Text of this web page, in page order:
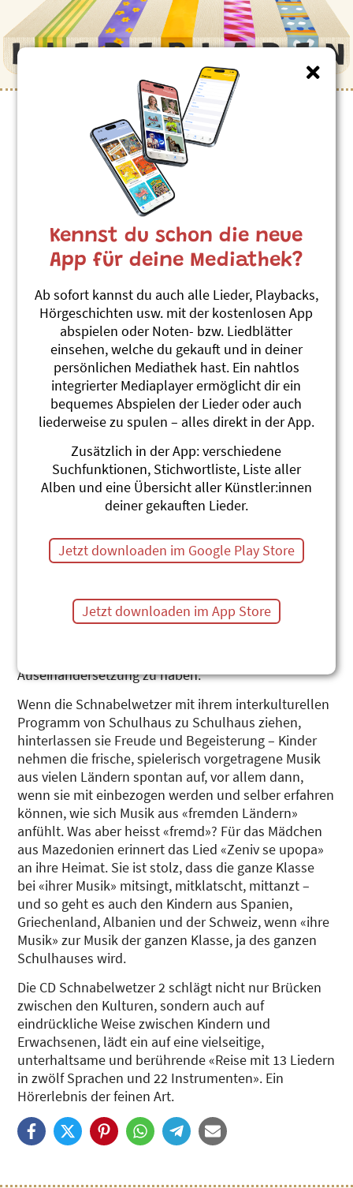
Schnabelwetzer 2
tägliche Realität, insbesondere Kinder erleben im
Kindergarten und in der Schule, wie sich
kulturelle Hintergründe bereichernd, aber auch
herausfordernd im Alltag auswirken. Friedliche
Auseinandersetzung zu haben.
Wenn die Schnabelwetzer mit ihrem interkulturellen
Programm von Schulhaus zu Schulhaus ziehen,
hinterlassen sie Freude und Begeisterung – Kinder
nehmen die frische, spielerisch vorgetragene Musik
aus vielen Ländern spontan auf, vor allem dann,
wenn sie mit einbezogen werden und selber erfahren
können, wie sich Musik aus «fremden Ländern»
anfühlt. Was aber heisst «fremd»? Für das Mädchen
aus Mazedonien erinnert das Lied «Zeniv se upopa»
an ihre Heimat. Sie ist stolz, dass die ganze Klasse
bei «ihrer Musik» mitsingt, mitklatscht, mittanzt –
und so geht es auch den Kindern aus Spanien,
Griechenland, Albanien und der Schweiz, wenn «ihre
Musik» zur Musik der ganzen Klasse, ja des ganzen
Schulhauses wird.
Die CD Schnabelwetzer 2 schlägt nicht nur Brücken
zwischen den Kulturen, sondern auch auf
eindrückliche Weise zwischen Kindern und
Erwachsenen, lädt ein auf eine vielseitige,
unterhaltsame und berührende «Reise mit 13 Liedern
in zwölf Sprachen und 22 Instrumenten». Ein
Hörerlebnis der feinen Art.
Kennst du schon die neue
App für deine Mediathek?
Ab sofort kannst du auch alle Lieder, Playbacks,
Hörgeschichten usw. mit der kostenlosen App
abspielen oder Noten- bzw. Liedblätter
einsehen, welche du gekauft und in deiner
persönlichen Mediathek hast. Ein nahtlos
integrierter Mediaplayer ermöglicht dir ein
bequemes Abspielen der Lieder oder auch
liederweise zu spulen – alles direkt in der App.
Zusätzlich in der App: verschiedene
Suchfunktionen, Stichwortliste, Liste aller
Alben und eine Übersicht aller Künstler:innen
deiner gekauften Lieder.
Jetzt downloaden im Google Play Store
Jetzt downloaden im App Store